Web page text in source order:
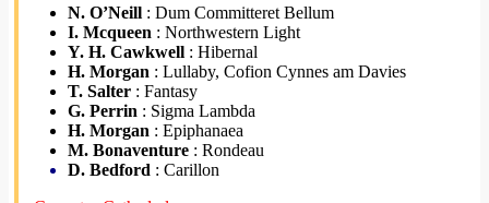
N. O’Neill : Dum Committeret Bellum
I. Mcqueen : Northwestern Light
Y. H. Cawkwell : Hibernal
H. Morgan : Lullaby, Cofion Cynnes am Davies
T. Salter : Fantasy
G. Perrin : Sigma Lambda
H. Morgan : Epiphanaea
M. Bonaventure : Rondeau
D. Bedford : Carillon